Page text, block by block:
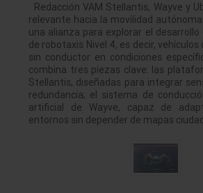
Redacción VAM Stellantis, Wayve y
relevante hacia la movilidad
una alianza para explorar el
de robotaxis Nivel 4, es decir,
sin conductor en condiciones
combina tres piezas clave: las
Stellantis, diseñadas para integrar
redundancia; el sistema de
artificial de Wayve, capaz de
entornos sin depender de mapas